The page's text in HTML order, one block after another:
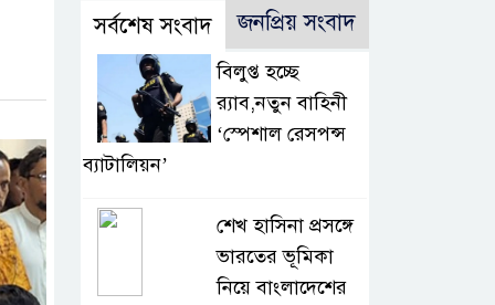
সর্বশেষ সংবাদ জনপ্রিয় সংবাদ
বিলুপ্ত হচ্ছে
র‍্যাব,নতুন বাহিনী
‘স্পেশাল রেসপন্স
ব্যাটালিয়ন’
শেখ হাসিনা প্রসঙ্গে
ভারতের ভূমিকা
নিয়ে বাংলাদেশের